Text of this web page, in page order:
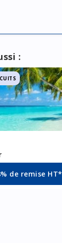
:
de remise HT*